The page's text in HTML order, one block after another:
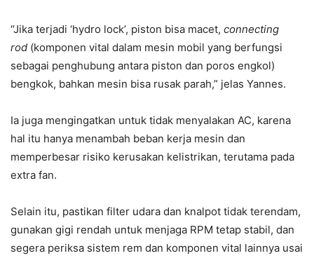
“Jika terjadi ‘hydro lock’, piston bisa macet, connecting
rod (komponen vital dalam mesin mobil yang berfungsi
sebagai penghubung antara piston dan poros engkol)
bengkok, bahkan mesin bisa rusak parah,” jelas Yannes.
Ia juga mengingatkan untuk tidak menyalakan AC, karena
hal itu hanya menambah beban kerja mesin dan
memperbesar risiko kerusakan kelistrikan, terutama pada
extra fan.
Selain itu, pastikan filter udara dan knalpot tidak terendam,
gunakan gigi rendah untuk menjaga RPM tetap stabil, dan
segera periksa sistem rem dan komponen vital lainnya usai